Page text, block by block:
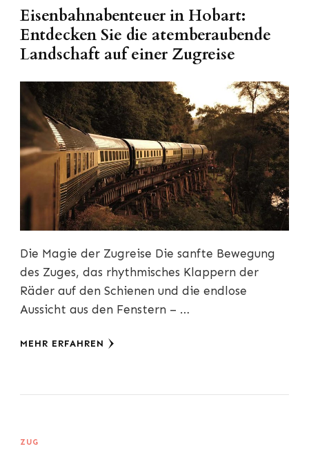
Eisenbahnabenteuer in Hobart:
Entdecken Sie die atemberaubende
Landschaft auf einer Zugreise
Die Magie der Zugreise Die sanfte Bewegung
des Zuges, das rhythmisches Klappern der
Räder auf den Schienen und die endlose
Aussicht aus den Fenstern – …
MEHR ERFAHREN
ZUG